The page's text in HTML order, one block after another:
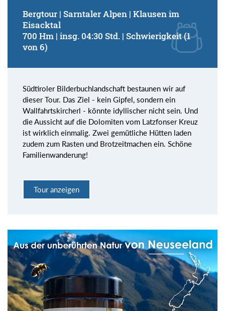
Bergtour | Sarntaler Alpen | Klausen im
Eisacktal
700 Hm | insg. 04:30 Std. | Schwierigkeit (1
von 6)
Südtiroler Bilderbuchlandschaft bestaunen wir auf
dieser Tour. Das Ziel - kein Gipfel, sondern ein
Wallfahrtskircherl - könnte idyllischer nicht sein. Und
die Aussicht auf die Dolomiten vom Latzfonser Kreuz
ist wirklich einmalig. Zwei gemütliche Hütten laden
zudem zum Rasten und Brotzeitmachen ein. Schöne
Familienwanderung!
Tour anzeigen